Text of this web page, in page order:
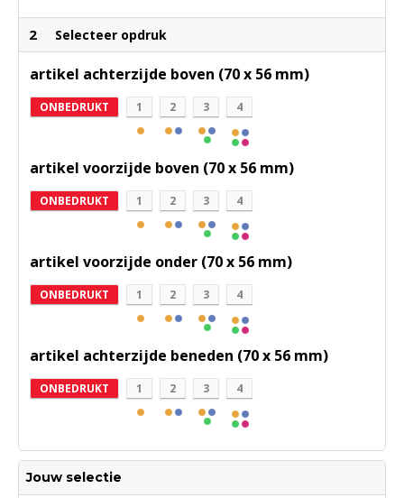
2 Selecteer opdruk
artikel achterzijde boven (70 x 56 mm)
ONBEDRUKT 1 2 3 4
artikel voorzijde boven (70 x 56 mm)
ONBEDRUKT 1 2 3 4
artikel voorzijde onder (70 x 56 mm)
ONBEDRUKT 1 2 3 4
artikel achterzijde beneden (70 x 56 mm)
ONBEDRUKT 1 2 3 4
Jouw selectie